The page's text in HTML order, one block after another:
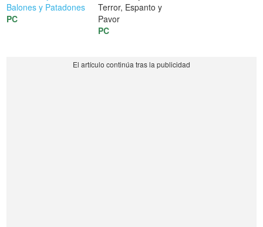
Balones y Patadones
PC
Terror, Espanto y
Pavor
PC